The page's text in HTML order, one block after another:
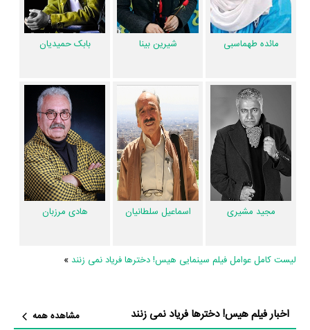
ساخته شده است.
مخاطبان عقیده دارند تیم بازیگری فیلم هیس! دخترها فریاد نمی زنند نقش‌ها
فیلم هیس! دخترها فریاد نمی زنند نسبتا خلاقانه هست زیرا 73% مخاطبان
عقیده دارند داستان و ساختار فیلم هیس! دخترها فریاد نمی زنند غیرتکراری و
جدید است.
فیلم هیس! دخترها فریاد نمی زنند تا حد بسیاری محتوای مناسبی دارد زیرا
80% مخاطبان عقیده دارند حرف و پیام فیلم هیس! دخترها فریاد نمی زنند
مفید و ارزشمند هست.
فیلم هیس! دخترها فریاد نمی زنند تا حد بسیاری تفکربرانگیز هست چراکه
می‌کردند.
خانواده‌شان سازگار است.
مائده طهماسبی شیرین بینا بابک حمیدیان
مجید مشیری اسماعیل سلطانیان هادی مرزبان
لیست کامل عوامل فیلم سینمایی هیس! دخترها فریاد نمی زنند »
اخبار فیلم هیس! دخترها فریاد نمی زنند مشاهده همه